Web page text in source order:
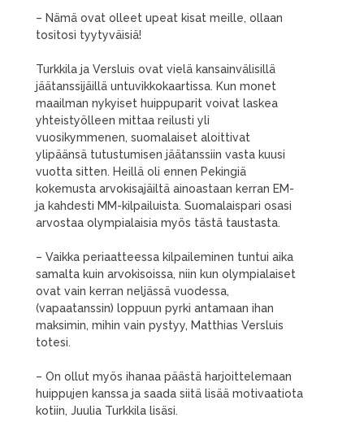
– Nämä ovat olleet upeat kisat meille, ollaan
tositosi tyytyväisiä!
Turkkila ja Versluis ovat vielä kansainvälisillä
jäätanssijäillä untuvikkokaartissa. Kun monet
maailman nykyiset huippuparit voivat laskea
yhteistyölleen mittaa reilusti yli
vuosikymmenen, suomalaiset aloittivat
ylipäänsä tutustumisen jäätanssiin vasta kuusi
vuotta sitten. Heillä oli ennen Pekingiä
kokemusta arvokisajäiltä ainoastaan kerran EM-
ja kahdesti MM-kilpailuista. Suomalaispari osasi
arvostaa olympialaisia myös tästä taustasta.
– Vaikka periaatteessa kilpaileminen tuntui aika
samalta kuin arvokisoissa, niin kun olympialaiset
ovat vain kerran neljässä vuodessa,
(vapaatanssin) loppuun pyrki antamaan ihan
maksimin, mihin vain pystyy, Matthias Versluis
totesi.
– On ollut myös ihanaa päästä harjoittelemaan
huippujen kanssa ja saada siitä lisää motivaatiota
kotiin, Juulia Turkkila lisäsi.